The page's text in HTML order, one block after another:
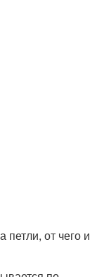
петли, от чего и